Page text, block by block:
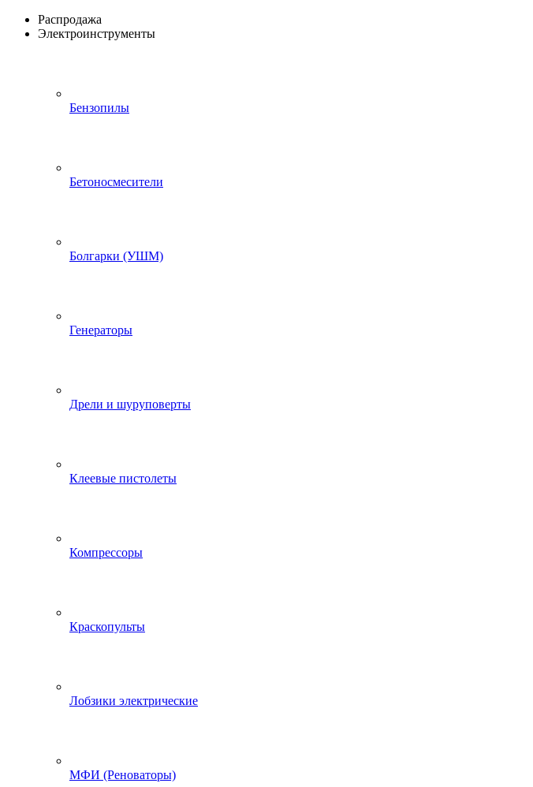
Распродажа
Электроинструменты
Бензопилы
Бетоносмесители
Болгарки (УШМ)
Генераторы
Дрели и шуруповерты
Клеевые пистолеты
Компрессоры
Краскопульты
Лобзики электрические
МФИ (Реноваторы)